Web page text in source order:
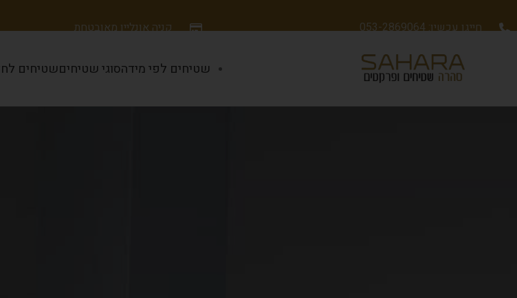
קניה אונליין מאובטחת חייגו עכשיו: 053-2869064
שטיחים לפי מידהסוגי שטיחיםשטיחים